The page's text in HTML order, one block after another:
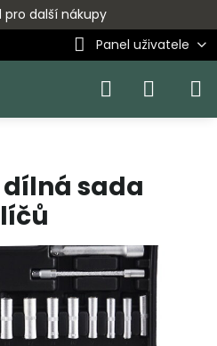
pro další nákupy
Panel uživatele
dílná sada